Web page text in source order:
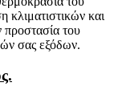
κλιματιστικών και
του
σας εξόδων.